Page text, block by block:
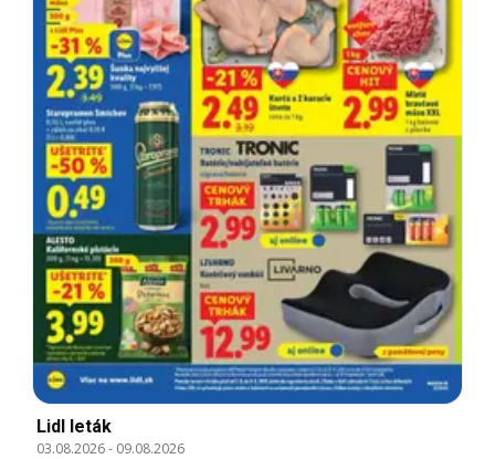
Lidl leták
03.08.2026- 09.08.2026